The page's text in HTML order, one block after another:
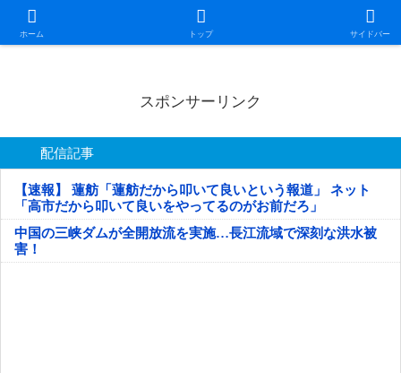
ホーム トップ サイドバー
日本第一！ニュース録
スポンサーリンク
配信記事
【速報】 蓮舫「蓮舫だから叩いて良いという報道」 ネット
「高市だから叩いて良いをやってるのがお前だろ」
中国の三峡ダムが全開放流を実施…長江流域で深刻な洪水被
害！